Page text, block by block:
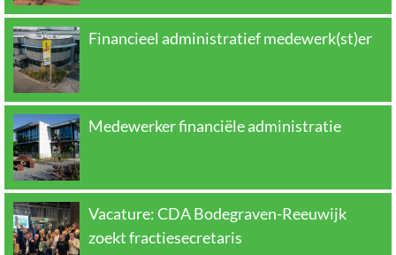
Financieel administratief medewerk(st)er
Medewerker financiële administratie
Vacature: CDA Bodegraven-Reeuwijk
zoekt fractiesecretaris